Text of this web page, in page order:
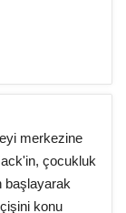
merkezine
çocukluk
başlayarak
konu